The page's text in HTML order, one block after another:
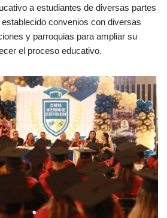
a estudiantes de diversas partes
convenios con diversas
y parroquias para ampliar su
el proceso educativo.